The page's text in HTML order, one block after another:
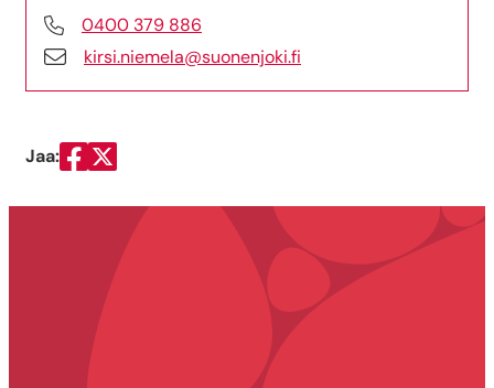
0400 379 886
kirsi.niemela@suonenjoki.fi
Jaa:
Jaa Facebookissa
Jaa Twitterissä